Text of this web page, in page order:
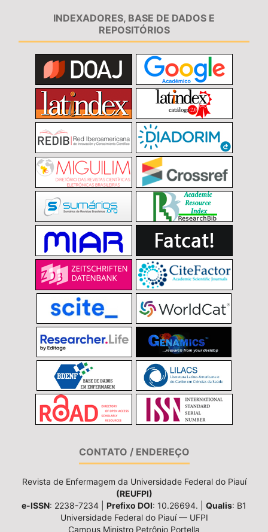
INDEXADORES, BASE DE DADOS E
REPOSITÓRIOS
CONTATO / ENDEREÇO
Revista de Enfermagem da Universidade Federal do Piauí
(REUFPI)
e-ISSN: 2238-7234 | Prefixo DOI: 10.26694. | Qualis: B1
Universidade Federal do Piauí — UFPI
Campus Ministro Petrônio Portella